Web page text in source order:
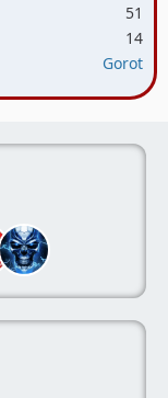
51
14
Gorot